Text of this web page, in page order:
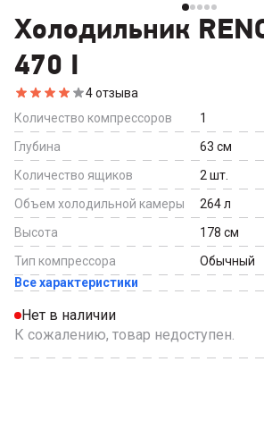
Холодильник
470 I
4отзыва
Количество компрессоров
1
Глубина
63 см
Количество ящиков
2 шт.
Объем холодильной камеры
264л
Высота
178 см
Тип компрессора
Обычный
Все характеристики
Нет в наличии
К сожалению, товар недоступен.